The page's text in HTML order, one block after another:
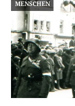
MENSCHEN